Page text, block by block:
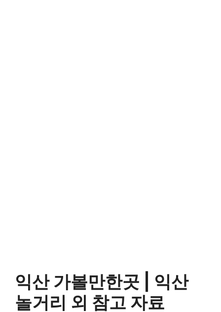
익산 가볼만한곳 | 익산
놀거리 외 참고 자료